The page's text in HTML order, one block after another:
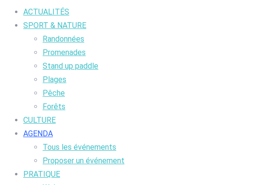
ACTUALITÉS
SPORT & NATURE
Randonnées
Promenades
Stand up paddle
Plages
Pêche
Forêts
CULTURE
AGENDA
Tous les événements
Proposer un événement
PRATIQUE